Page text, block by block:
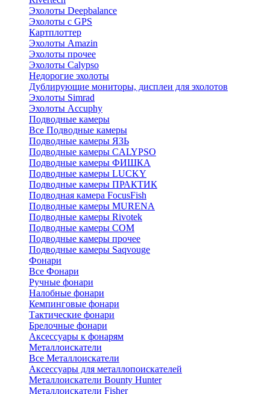
Эхолоты Deepbalance
Эхолоты с GPS
Картплоттер
Эхолоты Amazin
Эхолоты прочее
Эхолоты Calypso
Недорогие эхолоты
Дублирующие мониторы, дисплеи для эхолотов
Эхолоты Simrad
Эхолоты Accuphy
Подводные камеры
Все Подводные камеры
Подводные камеры ЯЗЬ
Подводные камеры CALYPSO
Подводные камеры ФИШКА
Подводные камеры LUCKY
Подводные камеры ПРАКТИК
Подводная камера FocusFish
Подводные камеры MURENA
Подводные камеры Rivotek
Подводные камеры СОМ
Подводные камеры прочее
Подводные камеры Saqvouge
Фонари
Все Фонари
Ручные фонари
Налобные фонари
Кемпинговые фонари
Тактические фонари
Брелочные фонари
Аксессуары к фонарям
Металлоискатели
Все Металлоискатели
Аксессуары для металлопоискателей
Металлоискатели Bounty Hunter
Металлоискатели Fisher